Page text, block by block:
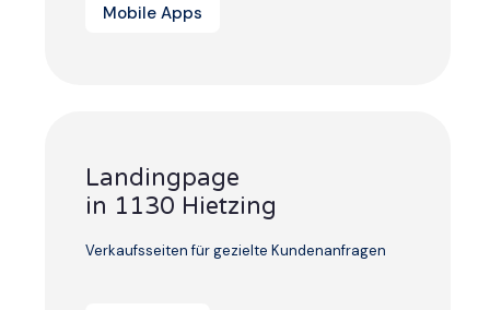
Mobile Apps
Landingpage
in 1130 Hietzing
Verkaufsseiten für gezielte Kundenanfragen